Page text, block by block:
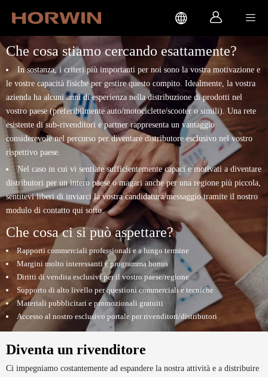
  
Che cosa stiamo cercando esattamente?
In sostanza, i criteri più importanti per noi sono la vostra motivazione e
le vostre capacità fisiche per gestire questo compito. Idealmente, la vostra
azienda ha alcuni anni di esperienza nella distribuzione di prodotti nel
vostro paese (preferibilmente auto/motociclette/scooter o simili). Una rete
esistente di sub-rivenditori e partner rappresenta un vantaggio
considerevole nel percorso per diventare distributore esclusivo nel vostro
rispettivo paese.
Nel caso in cui vi sentiate sufficientemente capaci e motivati a diventare
distributori per un intero paese o magari anche per una regione più piccola,
sentitevi liberi di inviarci la vostra candidatura/messaggio tramite il nostro
modulo di contatto qui sotto.
Che cosa ci si può aspettare?
Rapporti commerciali professionali e a lungo termine
Margini molto interessanti e programma bonus
Diritti di vendita esclusivi per il vostro paese/regione
Supporto di alto livello per questioni commerciali e tecniche
Materiali pubblicitari e promozionali gratuiti
Accesso al nostro esclusivo portale per rivenditori/distributori
Diventa un rivenditore
Ci impegniamo costantemente ad espandere la nostra attività e a distribuire